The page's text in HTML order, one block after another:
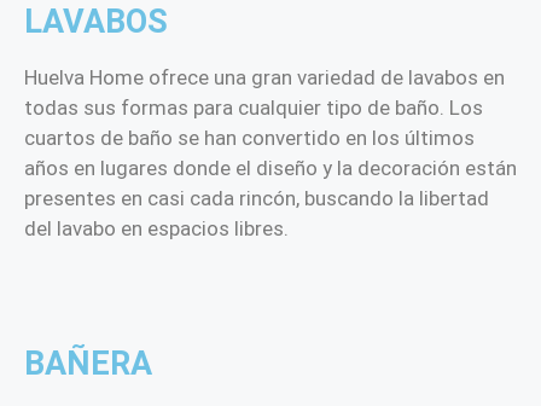
LAVABOS
Huelva Home ofrece una gran variedad de lavabos en
todas sus formas para cualquier tipo de baño. Los
cuartos de baño se han convertido en los últimos
años en lugares donde el diseño y la decoración están
presentes en casi cada rincón, buscando la libertad
del lavabo en espacios libres.
BAÑERA